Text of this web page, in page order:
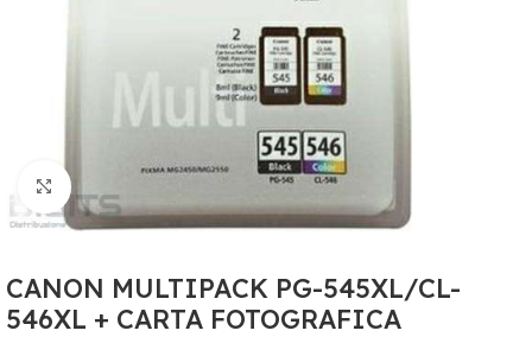
Clicca per ingrandire
CANON MULTIPACK PG-545XL/CL-
546XL + CARTA FOTOGRAFICA